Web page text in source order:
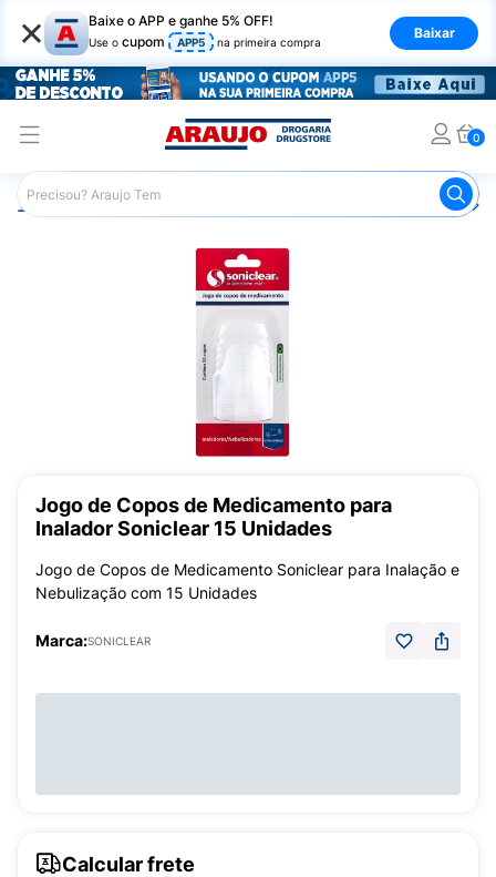
× Baixe o APP e ganhe 5% OFF!
Use o cupom APP5 na primeira compra
Baixar
0
Araujo Saúde e Bem Estar Aparelhos de Respiração
Jogo de Copos de Medicamento para
Inalador Soniclear 15 Unidades
Jogo de Copos de Medicamento Soniclear para Inalação e
Nebulização com 15 Unidades
Marca:SONICLEAR
Calcular frete